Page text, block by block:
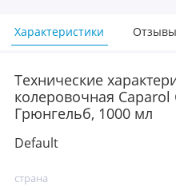
Характеристики Отзывы
Технические
колеровочная
Грюнгельб, 1000 мл
Default
страна